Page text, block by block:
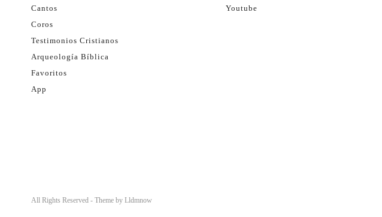
Cantos
Coros
Testimonios Cristianos
Arqueología Bíblica
Favoritos
App
Youtube
All Rights Reserved - Theme by Lldmnow